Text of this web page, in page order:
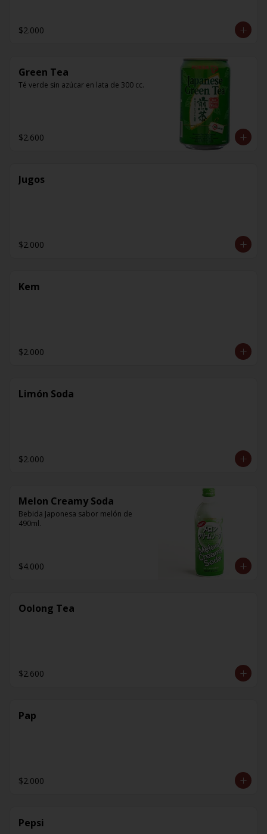
$2.000
Green Tea
Té verde sin azúcar en lata de 300 cc.
$2.600
Jugos
$2.000
Kem
$2.000
Limón Soda
$2.000
Melon Creamy Soda
Bebida Japonesa sabor melón de
490ml.
$4.000
Oolong Tea
$2.600
Pap
$2.000
Pepsi